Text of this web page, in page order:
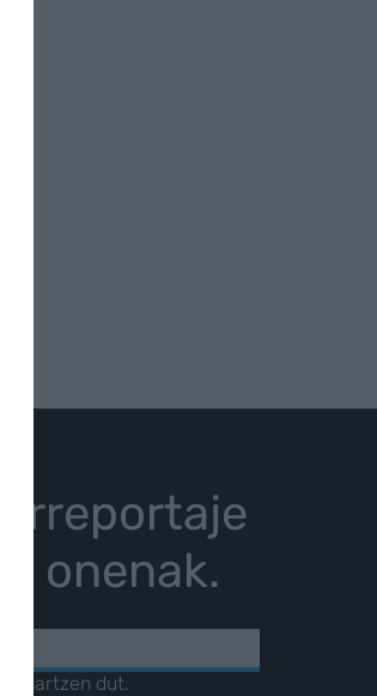
onenak.
onartzen dut.